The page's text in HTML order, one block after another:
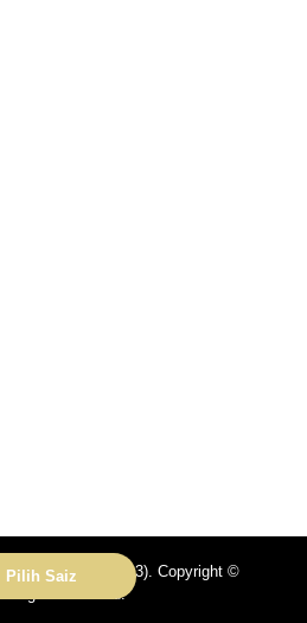
Pilih Saiz
(No. 201601039113). Copyright ©
rights reserved.